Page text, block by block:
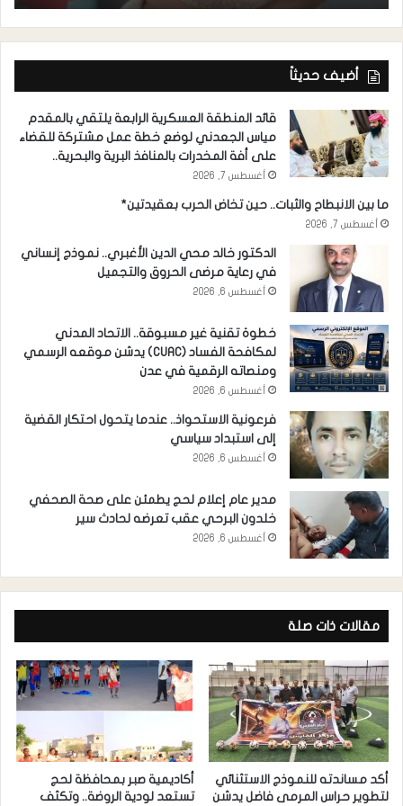
أضيف حديثاً
قائد المنطقة العسكرية الرابعة يلتقي بالمقدم
مياس الجعدني لوضع خطة عمل مشتركة للقضاء
على أفة المخدرات بالمنافذ البرية والبحرية..
أغسطس 7, 2026
ما بين الانبطاح والثبات.. حين تخاض الحرب بعقيدتين*
أغسطس 7, 2026
الدكتور خالد محي الدين الأغبري.. نموذج إنساني
في رعاية مرضى الحروق والتجميل
أغسطس 6, 2026
خطوة تقنية غير مسبوقة.. الاتحاد المدني
لمكافحة الفساد (CUAC) يدشن موقعه الرسمي
ومنصاته الرقمية في عدن
أغسطس 6, 2026
فرعونية الاستحواذ.. عندما يتحول احتكار القضية
إلى استبداد سياسي
أغسطس 6, 2026
مدير عام إعلام لحج يطمئن على صحة الصحفي
خلدون البرحي عقب تعرضه لحادث سير
أغسطس 6, 2026
مقالات ذات صلة
أكد مساندته للنموذج الاستثنائي
لتطوير حراس المرمى فاضل يدشن
أكاديمية صبر بمحافظة لحج
تستعد لودية الروضة.. وتكثف